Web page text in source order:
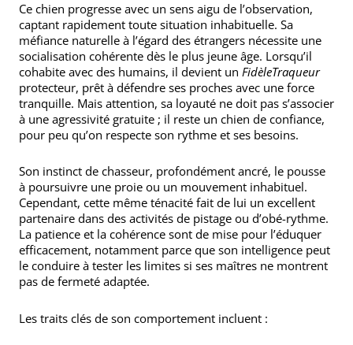
Ce chien progresse avec un sens aigu de l’observation,
captant rapidement toute situation inhabituelle. Sa
méfiance naturelle à l’égard des étrangers nécessite une
socialisation cohérente dès le plus jeune âge. Lorsqu’il
cohabite avec des humains, il devient un FidèleTraqueur
protecteur, prêt à défendre ses proches avec une force
tranquille. Mais attention, sa loyauté ne doit pas s’associer
à une agressivité gratuite ; il reste un chien de confiance,
pour peu qu’on respecte son rythme et ses besoins.
Son instinct de chasseur, profondément ancré, le pousse
à poursuivre une proie ou un mouvement inhabituel.
Cependant, cette même ténacité fait de lui un excellent
partenaire dans des activités de pistage ou d’obé-rythme.
La patience et la cohérence sont de mise pour l’éduquer
efficacement, notamment parce que son intelligence peut
le conduire à tester les limites si ses maîtres ne montrent
pas de fermeté adaptée.
Les traits clés de son comportement incluent :